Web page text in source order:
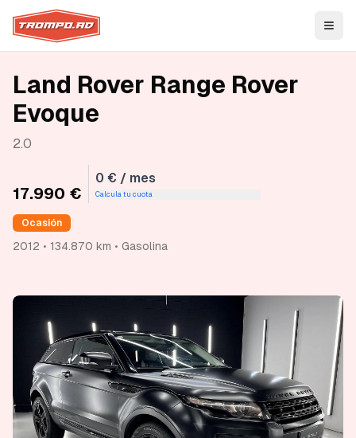
Land Rover Range Rover
Evoque
2.0
17.990 €
0 € / mes
Calcula tu cuota
Ocasión
2012 • 134.870 km • Gasolina